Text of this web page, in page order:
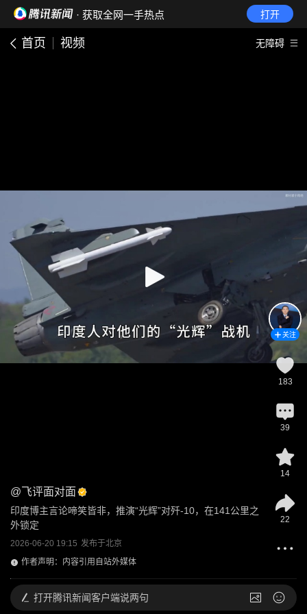
· 获取全网一手热点 打开
首页 视频 无障碍
@飞评面对面
印度博主言论啼笑皆非，推演“光辉”对歼-10，在141公里之
外锁定
2026-06-20 19:15 发布于北京
作者声明：内容引用自站外媒体
关注
183
39
14
22
打开腾讯新闻客户端说两句